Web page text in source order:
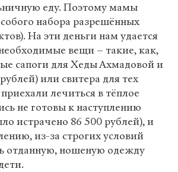
еду. Поэтому мамы
набора разрешённых
На эти деньги нам удается
вещи – такие, как,
сапоги для Хеды Ахмадовой и
или свитера для тех
лечиться в тёплое
не готовы к наступлению
истрачено 86 500 рублей), и
из-за строгих условий
отданную, ношеную одежду